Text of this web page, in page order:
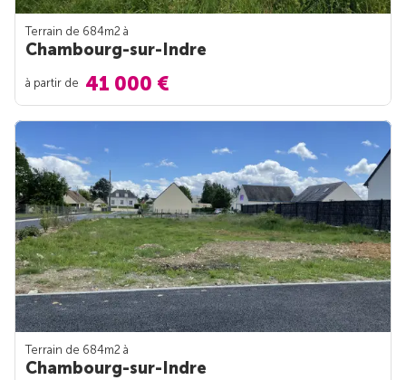
Terrain de 684m2 à
Chambourg-sur-Indre
à partir de 41 000 €
Terrain de 684m2 à
Chambourg-sur-Indre